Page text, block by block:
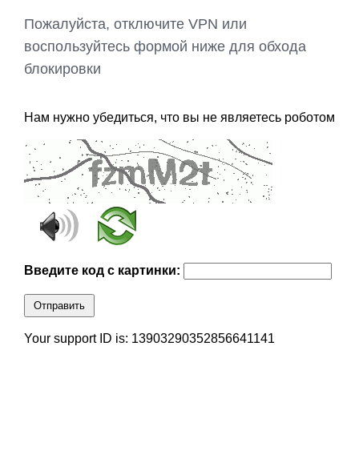
Пожалуйста, отключите VPN или
воспользуйтесь формой ниже для обхода
блокировки
Нам нужно убедиться, что вы не являетесь роботом
Введите код с картинки:
Отправить
Your support ID is: 13903290352856641141